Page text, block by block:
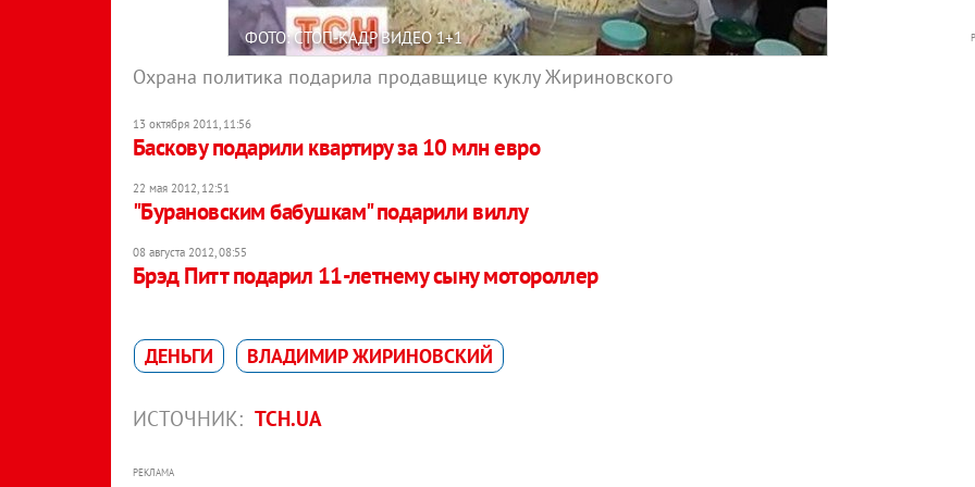
ФОТО: СТОП-КАДР ВИДЕО 1+1
Охрана политика подарила продавщице куклу Жириновского
13 октября 2011, 11:56
Баскову подарили квартиру за 10 млн евро
22 мая 2012, 12:51
"Бурановским бабушкам" подарили виллу
08 августа 2012, 08:55
Брэд Питт подарил 11-летнему сыну мотороллер
ДЕНЬГИ ВЛАДИМИР ЖИРИНОВСКИЙ
ИСТОЧНИК: ТСН.UA
РЕКЛАМА